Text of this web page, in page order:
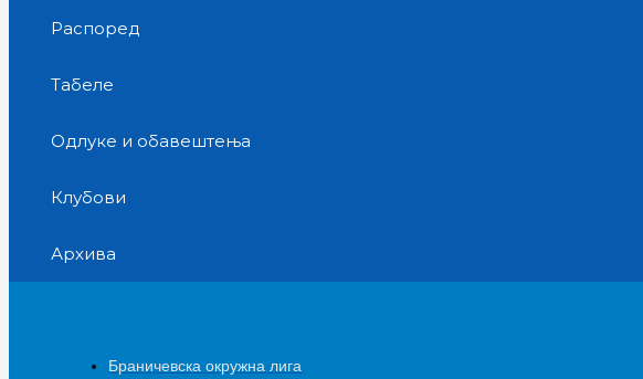
Распоред
Табеле
Одлуке и обавештења
Клубови
Архива
Браничевска окружна лига